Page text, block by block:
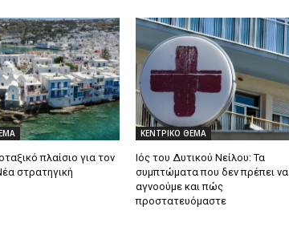
πλαίσιο για τον
στρατηγική
ΚΕΝΤΡΙΚΟ ΘΕΜΑ
Ιός του Δυτικού Νείλου: Τα
συμπτώματα που δεν πρέπει να
αγνοούμε και πώς
προστατευόμαστε